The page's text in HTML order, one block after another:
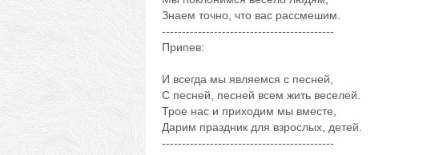
Знаем точно, что вас рассмешим.
-------------------------------------------
Припев:
И всегда мы являемся с песней,
С песней, песней всем жить веселей.
Трое нас и приходим мы вместе,
Дарим праздник для взрослых, детей.
-------------------------------------------